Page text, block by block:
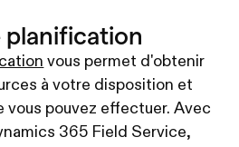
planification
vous permet d'obtenir
à votre disposition et
vous pouvez effectuer. Avec
365 Field Service,